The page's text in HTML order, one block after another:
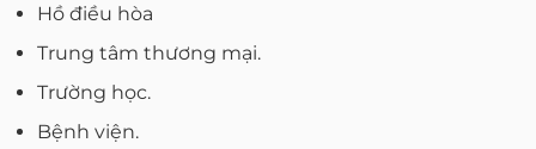
Hồ điều hòa
Trung tâm thương mại.
Trường học.
Bệnh viện.